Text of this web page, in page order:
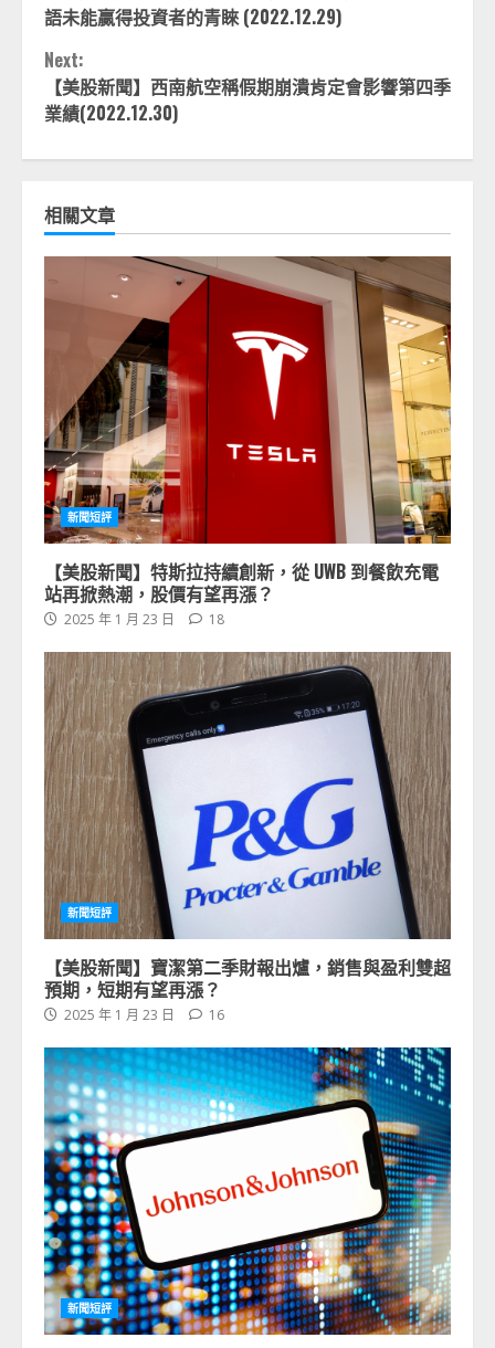
Reading
語未能贏得投資者的青睞 (2022.12.29)
Next:
【美股新聞】西南航空稱假期崩潰肯定會影響第四季
業績(2022.12.30)
相關文章
新聞短評
【美股新聞】特斯拉持續創新，從 UWB 到餐飲充電
站再掀熱潮，股價有望再漲？
2025 年 1 月 23 日 18
新聞短評
【美股新聞】寶潔第二季財報出爐，銷售與盈利雙超
預期，短期有望再漲？
2025 年 1 月 23 日 16
新聞短評